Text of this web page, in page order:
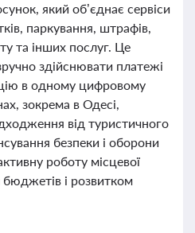
який об’єднає сервіси
паркування, штрафів,
та інших послуг. Це
здійснювати платежі
в одному цифровому
зокрема в Одесі,
від туристичного
безпеки і оборони
роботу місцевої
і розвитком